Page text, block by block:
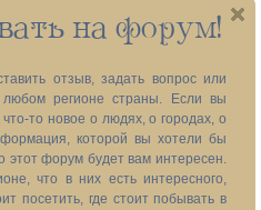
ск
на форум!
отзыв, задать вопрос или
регионе страны. Если вы
то новое о людях, о городах, о
которой вы хотели бы
этот форум будет вам интересен.
что в них есть интересного,
посетить, где стоит побывать в